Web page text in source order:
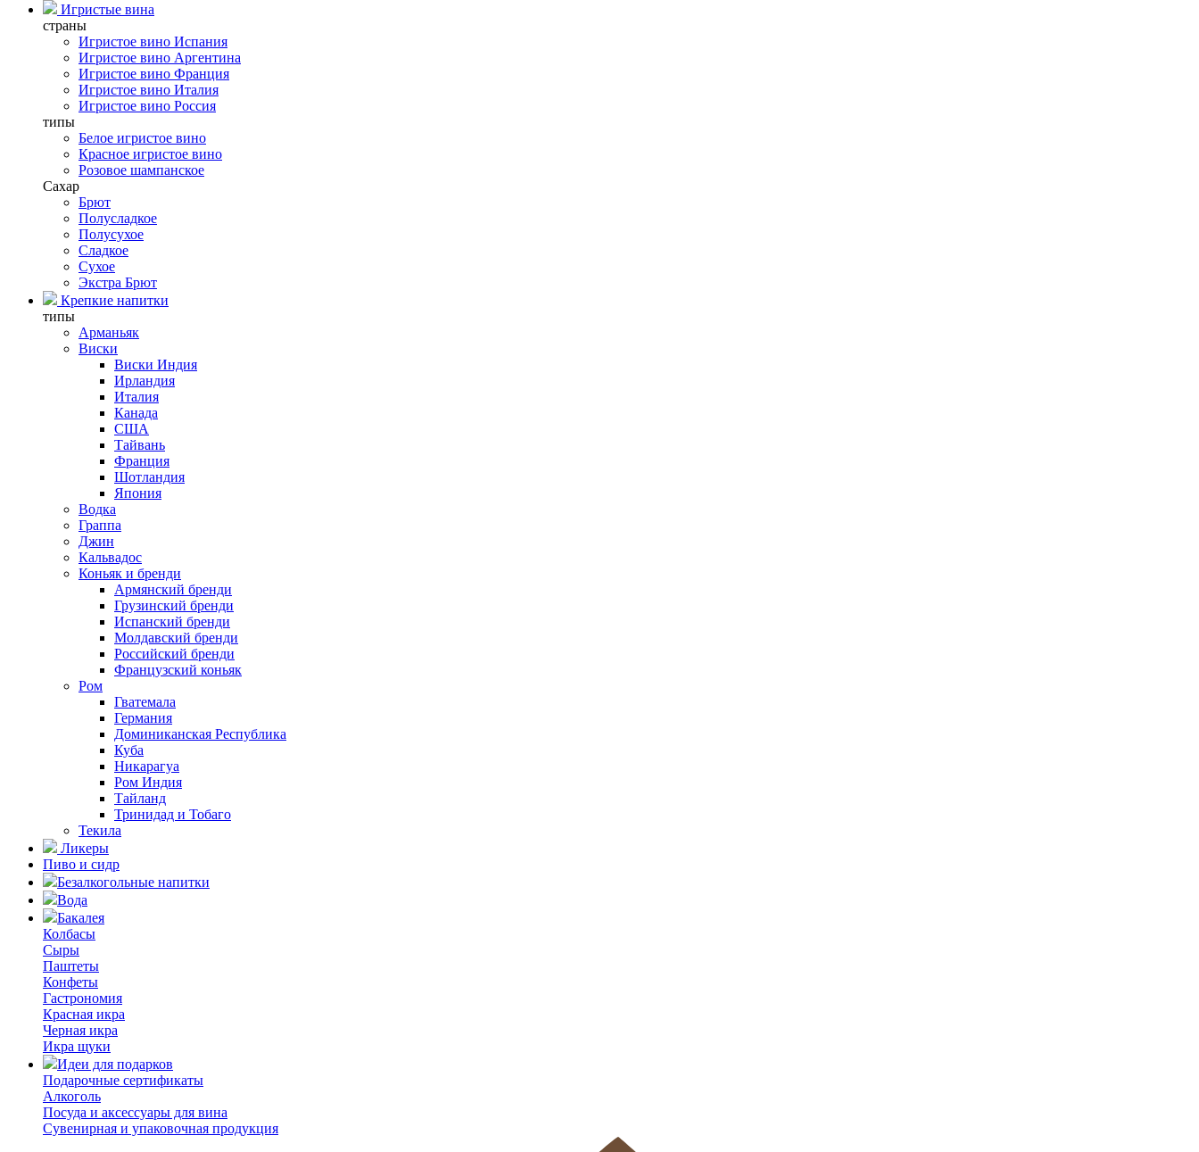
Игристые вина
страны
Игристое вино Испания
Игристое вино Аргентина
Игристое вино Франция
Игристое вино Италия
Игристое вино Россия
типы
Белое игристое вино
Красное игристое вино
Розовое шампанское
Сахар
Брют
Полусладкое
Полусухое
Сладкое
Сухое
Экстра Брют
Крепкие напитки
типы
Арманьяк
Виски
Виски Индия
Ирландия
Италия
Канада
США
Тайвань
Франция
Шотландия
Япония
Водка
Граппа
Джин
Кальвадос
Коньяк и бренди
Армянский бренди
Грузинский бренди
Испанский бренди
Молдавский бренди
Российский бренди
Французский коньяк
Ром
Гватемала
Германия
Доминиканская Республика
Куба
Никарагуа
Ром Индия
Тайланд
Тринидад и Тобаго
Текила
Ликеры
Пиво и сидр
Безалкогольные напитки
Вода
Бакалея
Колбасы
Сыры
Паштеты
Конфеты
Гастрономия
Красная икра
Черная икра
Икра щуки
Идеи для подарков
Подарочные сертификаты
Алкоголь
Посуда и аксессуары для вина
Сувенирная и упаковочная продукция